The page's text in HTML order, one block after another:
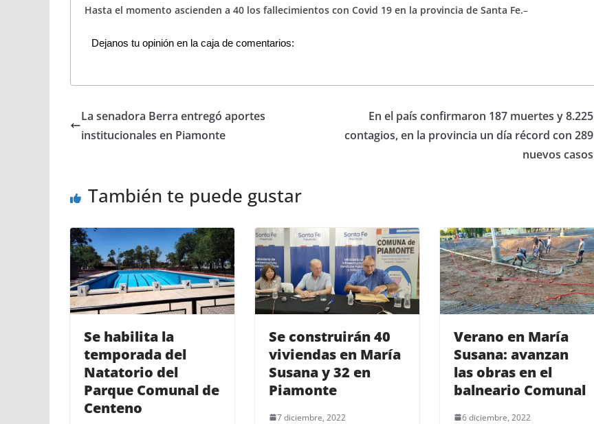
Hasta el momento ascienden a 40 los fallecimientos con Covid 19 en la provincia de Santa Fe.–
Dejanos tu opinión en la caja de comentarios:
La senadora Berra entregó aportes
institucionales en Piamonte
En el país confirmaron 187 muertes y 8.225
contagios, en la provincia un día récord con 289
nuevos casos
También te puede gustar
Se habilita la
temporada del
Natatorio del
Parque Comunal de
Centeno
Se construirán 40
viviendas en María
Susana y 32 en
Piamonte
7 diciembre, 2022
Verano en María
Susana: avanzan
las obras en el
balneario Comunal
6 diciembre, 2022